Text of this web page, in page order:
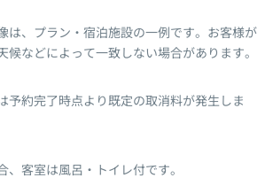
は、プラン・宿泊施設の一例です。お客様が
候などによって一致しない場合があります。
予約完了時点より既定の取消料が発生しま
、客室は風呂・トイレ付です。